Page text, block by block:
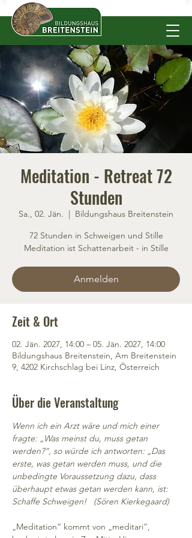
Meditation - Retreat 72
Stunden
Sa., 02. Jän.
  |
Bildungshaus Breitenstein
72 Stunden in Schweigen und Stille
Meditation ist Schattenarbeit - in Stille
Anmelden
Zeit & Ort
02. Jän. 2027, 14:00 – 05. Jän. 2027, 14:00
Bildungshaus Breitenstein, Am Breitenstein
9, 4202 Kirchschlag bei Linz, Österreich
Über die Veranstaltung
Wenn ich ein Arzt wäre und mich einer
fragte: „Was meinst du, muss getan
werden?“, so würde ich antworten: „Das
erste, was getan werden muss, und die
unbedingte Voraussetzung dazu, dass
überhaupt etwas getan werden kann, ist:
Schaffe Schweigen!   (Sören Kierkegaard)
„Meditation“ kommt von „meditari“,